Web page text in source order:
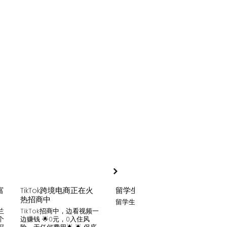
TikTok跨境电商正在火
热招商中
TikTok招商中，边看视频一
边赚钱 🌟0元，0入住风
留学生贷款
留学生贷款专业平台